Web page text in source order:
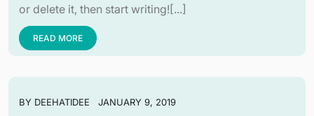
or delete it, then start writing![...]
READ MORE
BY DEEHATIDEE JANUARY 9, 2019